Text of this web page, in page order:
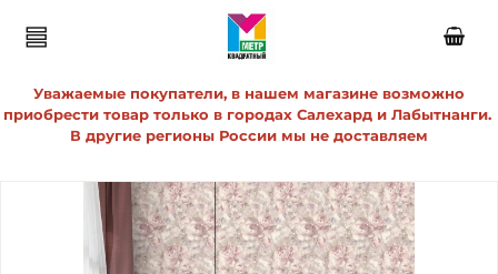
Уважаемые покупатели, в нашем магазине возможно
приобрести товар только в городах Салехард и Лабытнанги.
В другие регионы России мы не доставляем